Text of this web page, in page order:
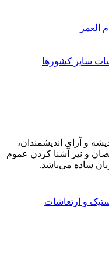
سایر کشورها
و آرای اندیشمندان،
و نیز آشنا کردن عموم
ساده می‌باشد.
و ارتعاشات